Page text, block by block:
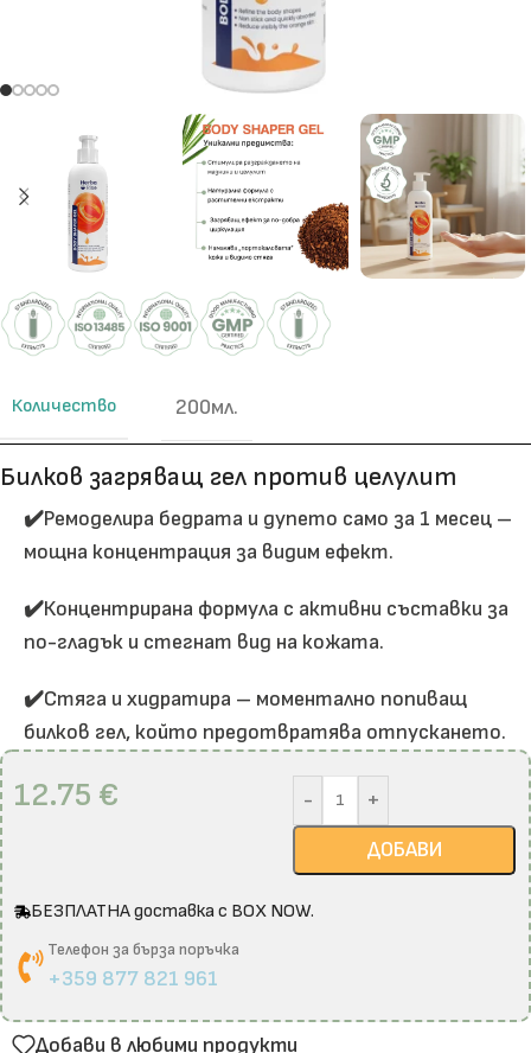
Количество 200мл.
Билков загряващ гел против целулит
✔️Ремоделира бедрата и дупето само за 1 месец –
мощна концентрация за видим ефект.
✔️Концентрирана формула с активни съставки за
по-гладък и стегнат вид на кожата.
✔️Стяга и хидратира – моментално попиващ
билков гел, който предотвратява отпускането.
12.75 € -
+
ДОБАВИ
БЕЗПЛАТНА доставка с BOX NOW.
Телефон за бърза поръчка
+359 877 821 961
Добави в любими продукти